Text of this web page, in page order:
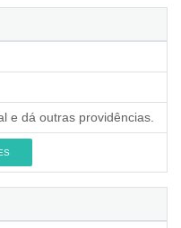
e dá outras providências.